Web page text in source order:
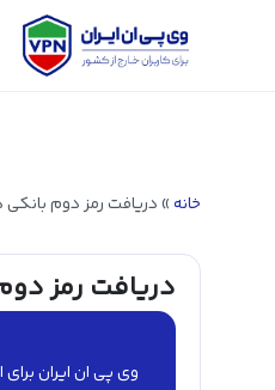
خانه»دریافت رمز دوم بانکی
دریافت رمز
وی پی ان ایران